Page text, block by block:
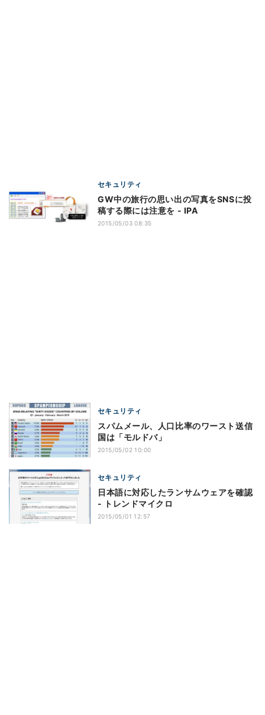
セキュリティ
GW中の旅行の思い出の写真をSNSに投
稿する際には注意を - IPA
2015/05/03 08:35
セキュリティ
スパムメール、人口比率のワースト送信
国は「モルドバ」
2015/05/02 10:00
セキュリティ
日本語に対応したランサムウェアを確認
- トレンドマイクロ
2015/05/01 12:57